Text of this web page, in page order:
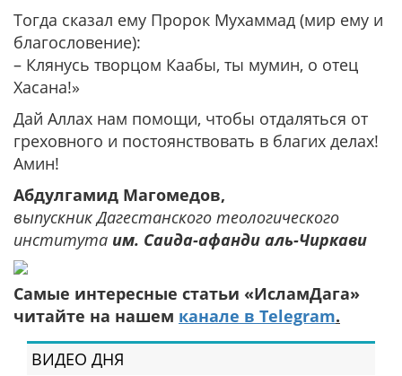
Тогда сказал ему Пророк Мухаммад (мир ему и
благословение):
– Клянусь творцом Каабы, ты мумин, о отец
Хасана!»
Дай Аллах нам помощи, чтобы отдаляться от
греховного и постоянствовать в благих делах!
Амин!
Абдулгамид Магомедов,
выпускник Дагестанского теологического
института им. Саида-афанди аль-Чиркави
Самые интересные статьи «ИсламДага»
читайте на нашем канале в Telegram.
ВИДЕО ДНЯ